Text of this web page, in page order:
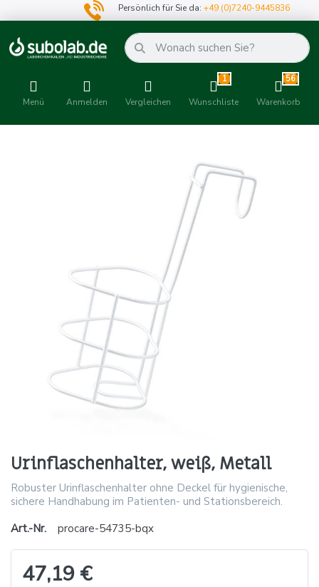
Persönlich für Sie da:+49 (0)7240-9445836
Menü Anmelden Vergleichen
1
Wunschliste
56
Warenkorb
Urinflaschenhalter, weiß, Metall
Robuster Urinflaschenhalter ohne Deckel für hygienische,
sichere Handhabung im Patienten- und Stationsbereich.
Art.-Nr.
procare-54735-bqx
47,19 €